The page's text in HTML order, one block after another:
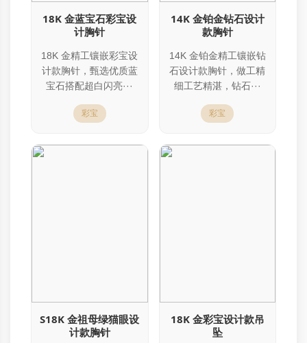
18K 金蓝宝石彩宝设
计胸针
18K 金精工镶嵌彩宝设
计款胸针，甄选优质蓝
宝石搭配超白闪亮···
彩宝
14K 金铂金钻石设计
款胸针
14K 金铂金精工镶嵌钻
石设计款胸针，做工精
细工艺精湛，钻石···
彩宝
S18K 金祖母绿猫眼设
计款胸针
18K 金彩宝设计款吊
坠